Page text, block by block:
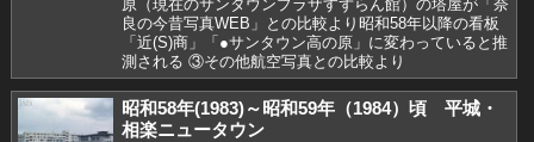
原（現在のサンタウンプラザすずらん館）の塔屋が「奈
良の今昔写真WEB」との比較より昭和58年以降の看板
「近(S)商」「●サンタウン高の原」に変わっていると推
測される ③その他航空写真との比較より
昭和58年(1983)～昭和59年（1984）頃 平城・
相楽ニュータウン